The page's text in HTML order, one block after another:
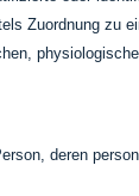
Zuordnung zu
deren